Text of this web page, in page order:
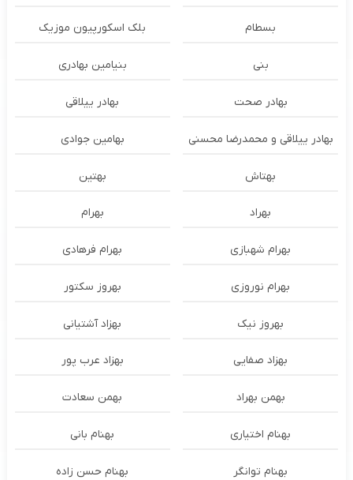
بسطام بلک اسکورپیون موزیک
بنی بنیامین بهادری
بهادر صحت بهادر ییلاقی
بهادر ییلاقی و محمدرضا محسنی بهامین جوادی
بهتاش بهتین
بهراد بهرام
بهرام شهبازی بهرام فرهادی
بهرام نوروزی بهروز سکتور
بهروز نیک بهزاد آشتیانی
بهزاد صفایی بهزاد عرب پور
بهمن بهراد بهمن سعادت
بهنام اختیاری بهنام بانی
بهنام توانگر بهنام حسن زاده